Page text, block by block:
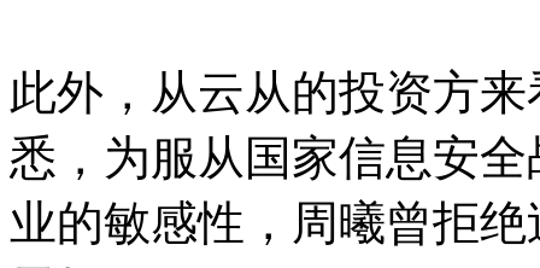
此外，从云从的投资方
悉，为服从国家信息安
业的敏感性，周曦曾拒